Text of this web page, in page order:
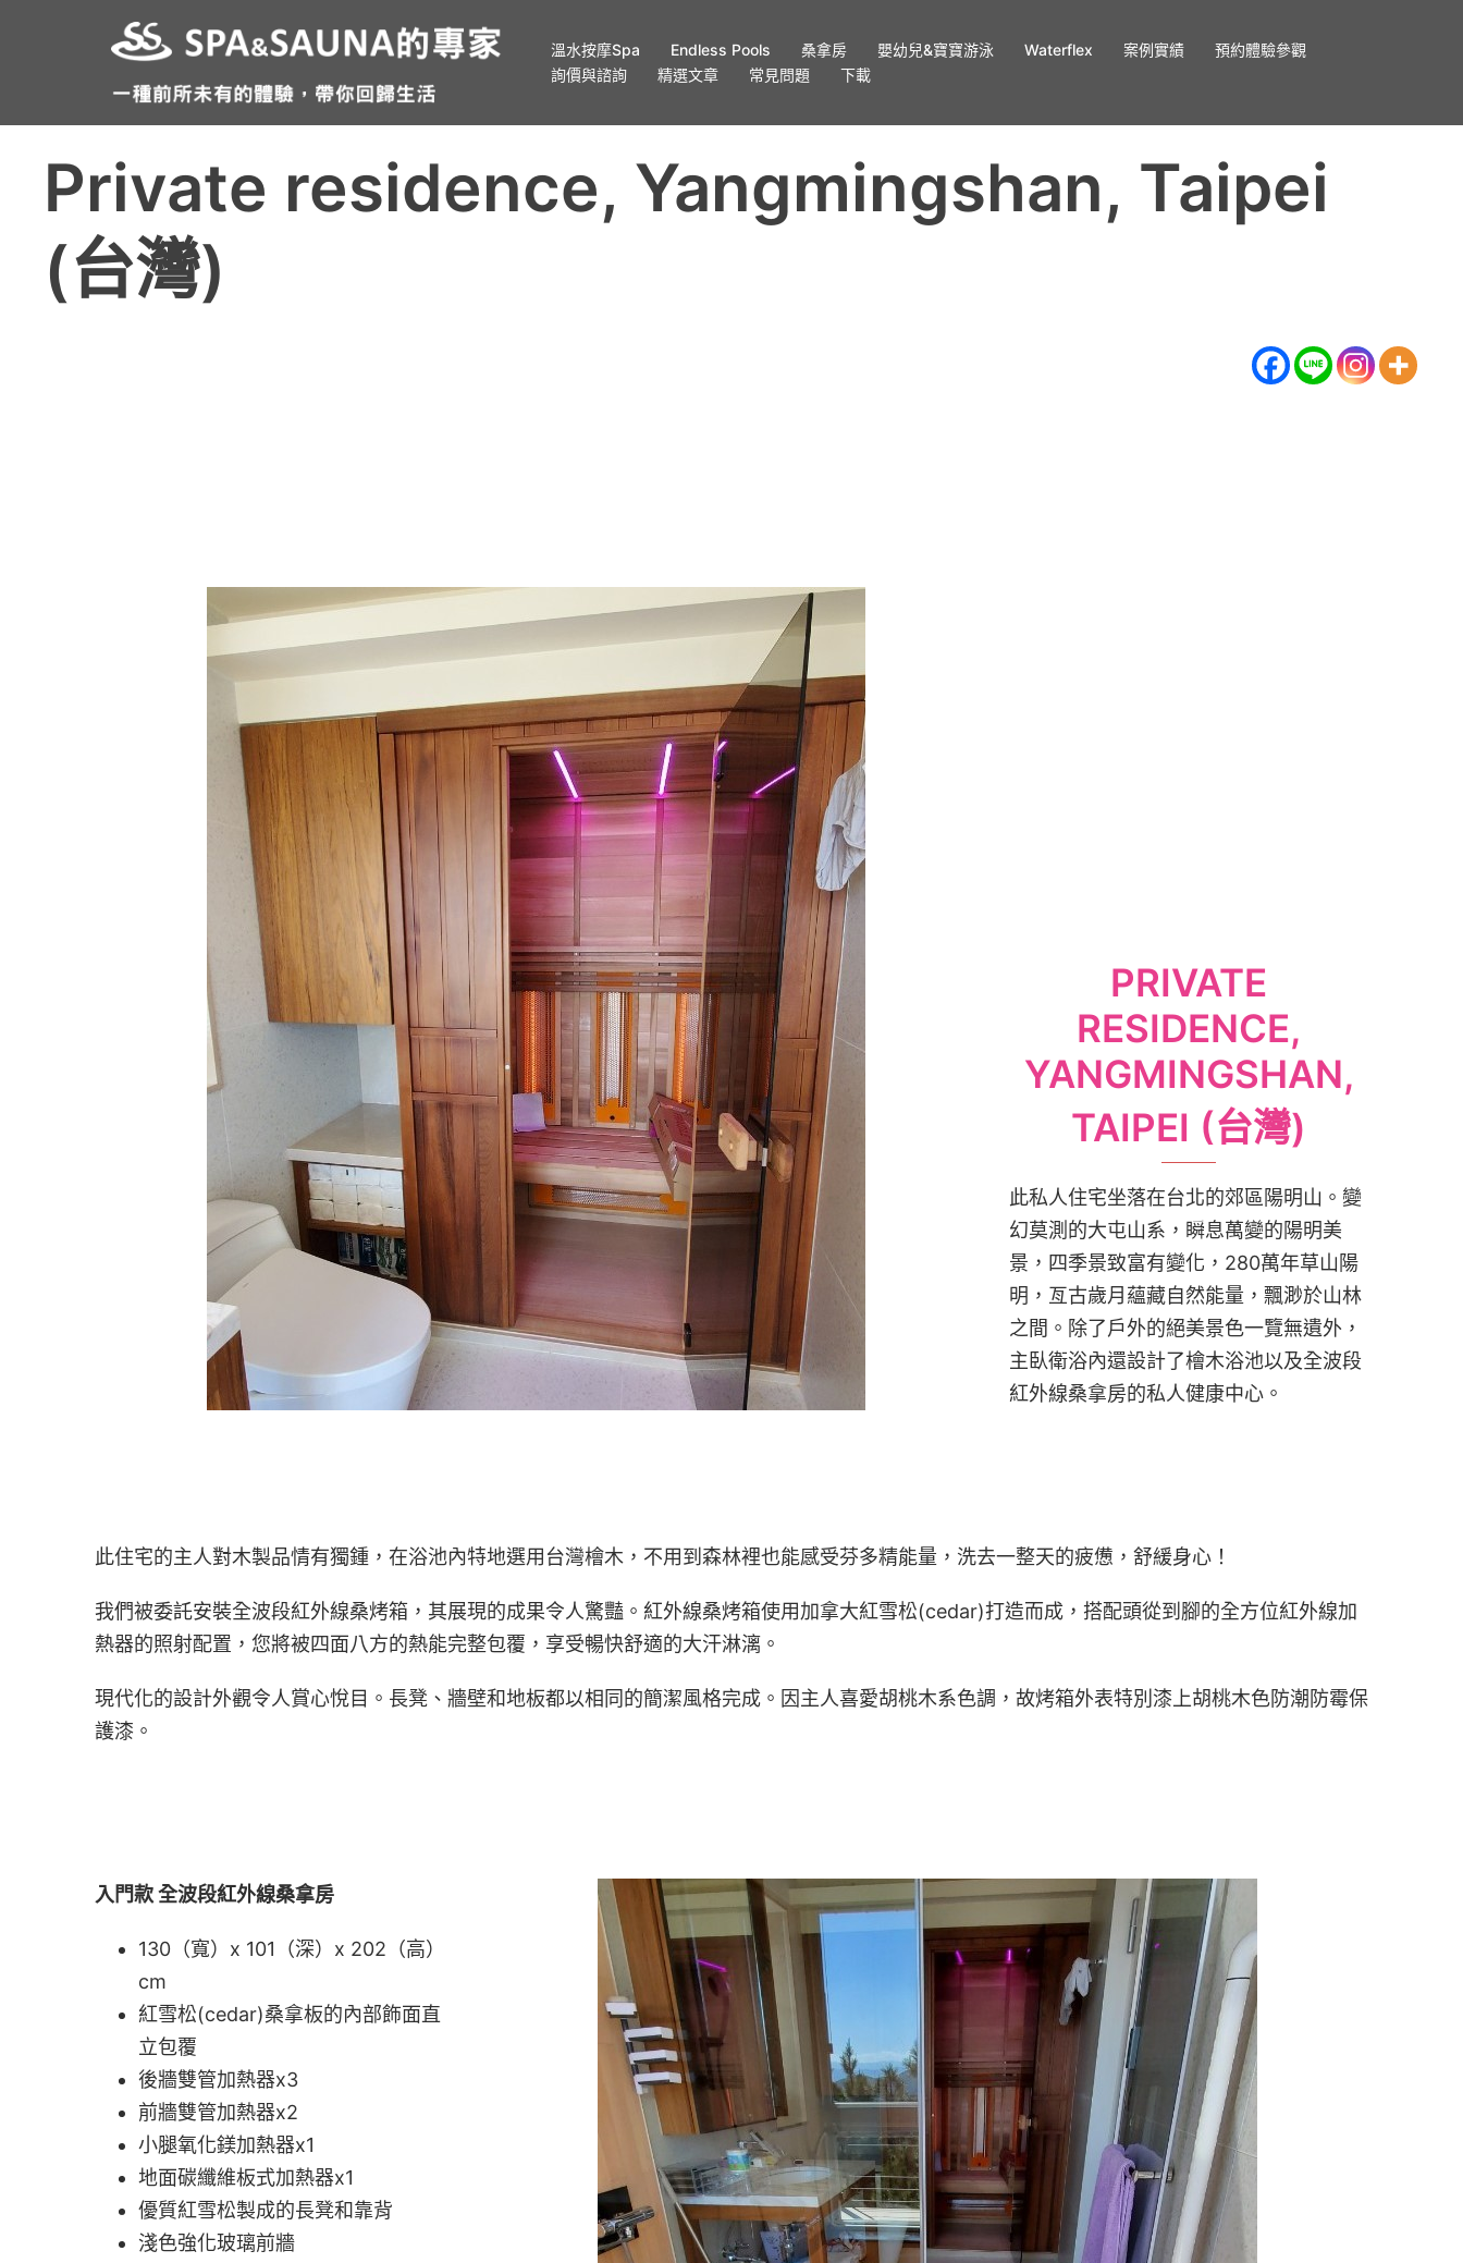
溫水按摩Spa Endless Pools 桑拿房 嬰幼兒&寶寶游泳 Waterflex 案例實績
預約體驗參觀
詢價與諮詢
精選文章 常見問題 下載
Private residence, Yangmingshan, Taipei
(台灣)
PRIVATE
RESIDENCE,
YANGMINGSHAN,
TAIPEI (台灣)
此私人住宅坐落在台北的郊區陽明山。變
幻莫測的大屯山系，瞬息萬變的陽明美
景，四季景致富有變化，280萬年草山陽
明，亙古歲月蘊藏自然能量，飄渺於山林
之間。除了戶外的絕美景色一覽無遺外，
主臥衛浴內還設計了檜木浴池以及全波段
紅外線桑拿房的私人健康中心。
此住宅的主人對木製品情有獨鍾，在浴池內特地選用台灣檜木，不用到森林裡也能感受芬多精能量，洗去一整天的疲憊，舒緩身心！
我們被委託安裝全波段紅外線桑烤箱，其展現的成果令人驚豔。紅外線桑烤箱使用加拿大紅雪松(cedar)打造而成，搭配頭從到腳的全方位紅外線加
熱器的照射配置，您將被四面八方的熱能完整包覆，享受暢快舒適的大汗淋漓。
現代化的設計外觀令人賞心悅目。長凳、牆壁和地板都以相同的簡潔風格完成。因主人喜愛胡桃木系色調，故烤箱外表特別漆上胡桃木色防潮防霉保
護漆。
入門款 全波段紅外線桑拿房
130（寬）x 101（深）x 202（高）
cm
紅雪松(cedar)桑拿板的內部飾面直
立包覆
後牆雙管加熱器x3
前牆雙管加熱器x2
小腿氧化鎂加熱器x1
地面碳纖維板式加熱器x1
優質紅雪松製成的長凳和靠背
淺色強化玻璃前牆